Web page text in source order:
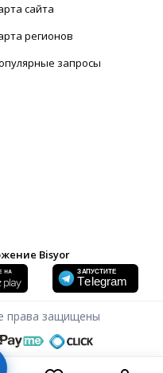
сайта
регионов
запросы
Bisyor
права защищены